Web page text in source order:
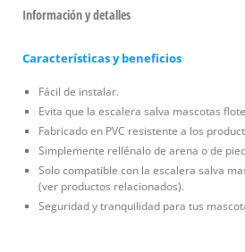
Información y detalles
Características y beneficios
Fácil de instalar.
Evita que la escalera salva mascotas
Fabricado en PVC resistente a los
Simplemente rellénalo de arena o de
Solo compatible con la escalera salva
(ver productos relacionados).
Seguridad y tranquilidad para tus